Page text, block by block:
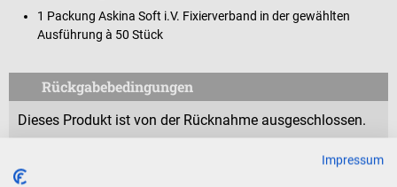
1 Packung Askina Soft i.V. Fixierverband in der gewählten
Ausführung à 50 Stück
Rückgabebedingungen
Dieses Produkt ist von der Rücknahme ausgeschlossen.
Für Verbraucher besteht das Widerrufsrecht nicht beiImpressum